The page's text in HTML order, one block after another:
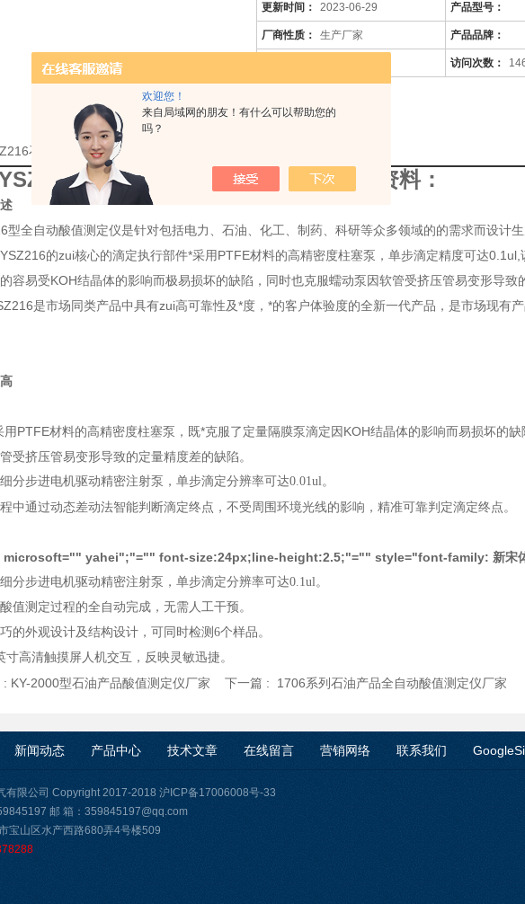
欢迎您！
来自局域网的朋友！有什么可以帮助您的
吗？
受挤压管易变形导致的定量精度差的缺陷。
更新时间： 2023-06-29 产品型号：
厂商性质： 生产厂家 产品品牌：
访问次数：
石油产品酸值自动测定仪厂家的详细资料：
石油产品酸值自动测定仪的详细资料：
型全自动酸值测定仪是针对包括电力、石油、化工、制药、科研等众多领域的的需求而设计
的zui核心的滴定执行部件*采用PTFE材料的高精密度柱塞泵，单步滴定精度可达0.1ul,
容易受KOH结晶体的影响而极易损坏的缺陷，同时也克服蠕动泵因软管受挤压管易变形导致
是市场同类产品中具有zui高可靠性及*度，*的客户体验度的全新一代产品，是市场现有
用PTFE材料的高精密度柱塞泵，既*克服了定量隔膜泵滴定因KOH结晶体的影响而易损坏的
受挤压管易变形导致的定量精度差的缺陷。
分步进电机驱动精密注射泵，单步滴定分辨率可达0.01ul。
中通过动态差动法智能判断滴定终点，不受周围环境光线的影响，精准可靠判定滴定终点。
microsoft="" yahei";"="" font-size:24px;line-height:2.5;"="" style="font-family: 新宋
分步进电机驱动精密注射泵，单步滴定分辨率可达0.1ul。
值测定过程的全自动完成，无需人工干预。
的外观设计及结构设计，可同时检测6个样品。
寸高清触摸屏人机交互，反映灵敏迅捷。
: KY-2000型石油产品酸值测定仪厂家 下一篇 : 1706系列石油产品全自动酸值测定仪厂家
新闻动态 产品中心 技术文章 在线留言 营销网络 联系我们
有限公司 Copyright 2017-2018 沪ICP备17006008号-33
邮 箱：359845197@qq.com
宝山区水产西路680弄4号楼509